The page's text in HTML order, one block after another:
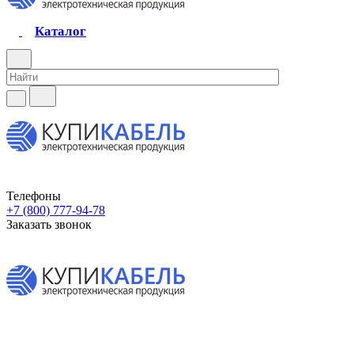
Каталог
Телефоны
+7 (800) 777-94-78
Заказать звонок